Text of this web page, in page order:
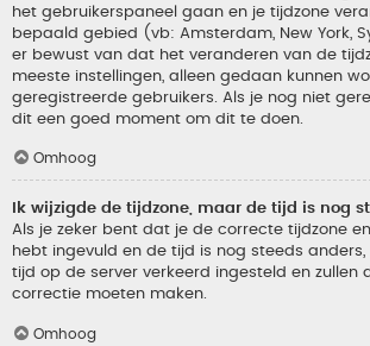
het gebruikerspaneel gaan en je tijdzone
bepaald gebied (vb: Amsterdam, New York,
er bewust van dat het veranderen van de
meeste instellingen, alleen gedaan kunnen
geregistreerde gebruikers. Als je nog niet
dit een goed moment om dit te doen.
Omhoog
Ik wijzigde de tijdzone, maar de tijd is nog
Als je zeker bent dat je de correcte tijdzone
hebt ingevuld en de tijd is nog steeds
tijd op de server verkeerd ingesteld en zullen
correctie moeten maken.
Omhoog